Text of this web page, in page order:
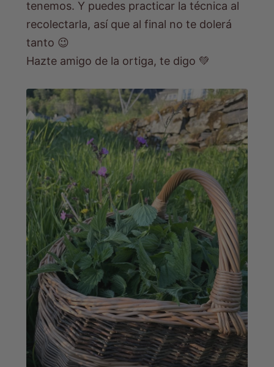
tenemos. Y puedes practicar la técnica al
recolectarla, así que al final no te dolerá
tanto 😉
Hazte amigo de la ortiga, te digo 💚